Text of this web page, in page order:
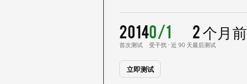
2014
首次测试
0/1
受干扰 · 近 90 天
2 个月前
最后测试
立即测试